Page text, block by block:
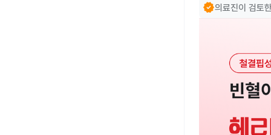
verified의료진이 검토